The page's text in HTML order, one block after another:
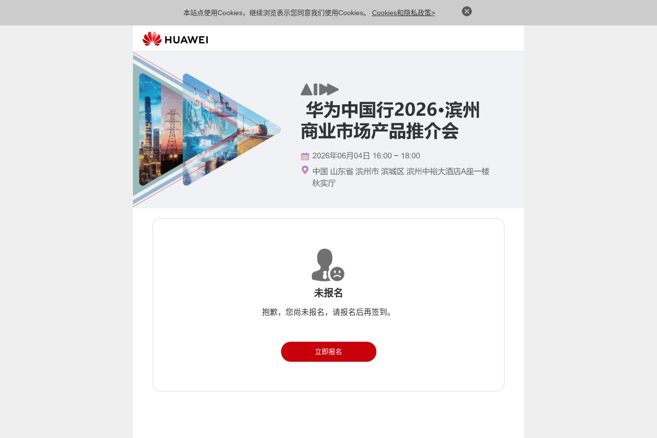
本站点使用Cookies，继续浏览表示您同意我们使用Cookies。 Cookies和隐私政策>
未报名
抱歉，您尚未报名，请报名后再签到。
立即报名